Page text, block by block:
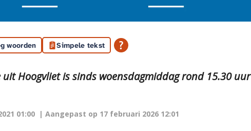
woorden Simpele tekst
uit Hoogvliet is sinds woensdagmiddag rond 15.30 uur
01:00 | Aangepast op 17 februari 2026 12:01